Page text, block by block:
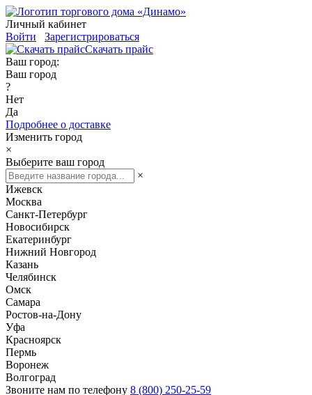
Личный кабинет
Войти
Зарегистрироваться
Скачать прайс
Ваш город:
Ваш город
?
Нет
Да
Подробнее о доставке
Изменить город
×
Выберите ваш город
×
Ижевск
Москва
Санкт-Петербург
Новосибирск
Екатеринбург
Нижний Новгород
Казань
Челябинск
Омск
Самара
Ростов-на-Дону
Уфа
Красноярск
Пермь
Воронеж
Волгоград
Звоните нам по телефону 8 (800) 250-25-59